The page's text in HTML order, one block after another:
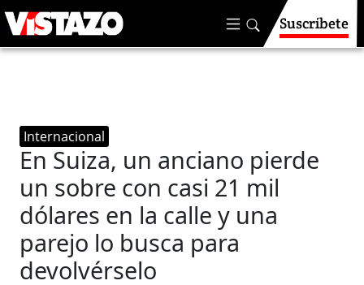
Suscríbete
Internacional
En Suiza, un anciano pierde
un sobre con casi 21 mil
dólares en la calle y una
parejo lo busca para
devolvérselo